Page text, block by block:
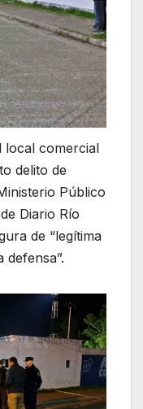
local comercial
delito de
Público
Diario Río
de “legítima
defensa”.